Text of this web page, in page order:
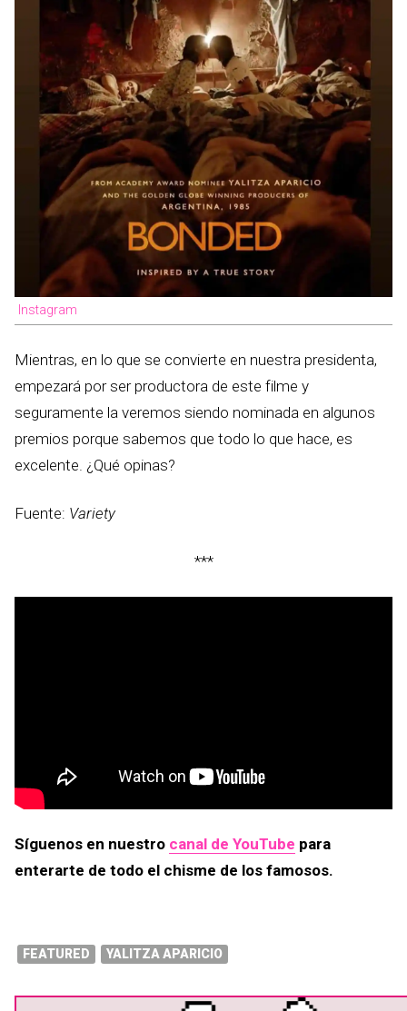
Instagram
Mientras, en lo que se convierte en nuestra presidenta,
empezará por ser productora de este filme y
seguramente la veremos siendo nominada en algunos
premios porque sabemos que todo lo que hace, es
excelente. ¿Qué opinas?
Fuente: Variety
***
Síguenos en nuestro canal de YouTube para
enterarte de todo el chisme de los famosos.
FEATURED YALITZA APARICIO